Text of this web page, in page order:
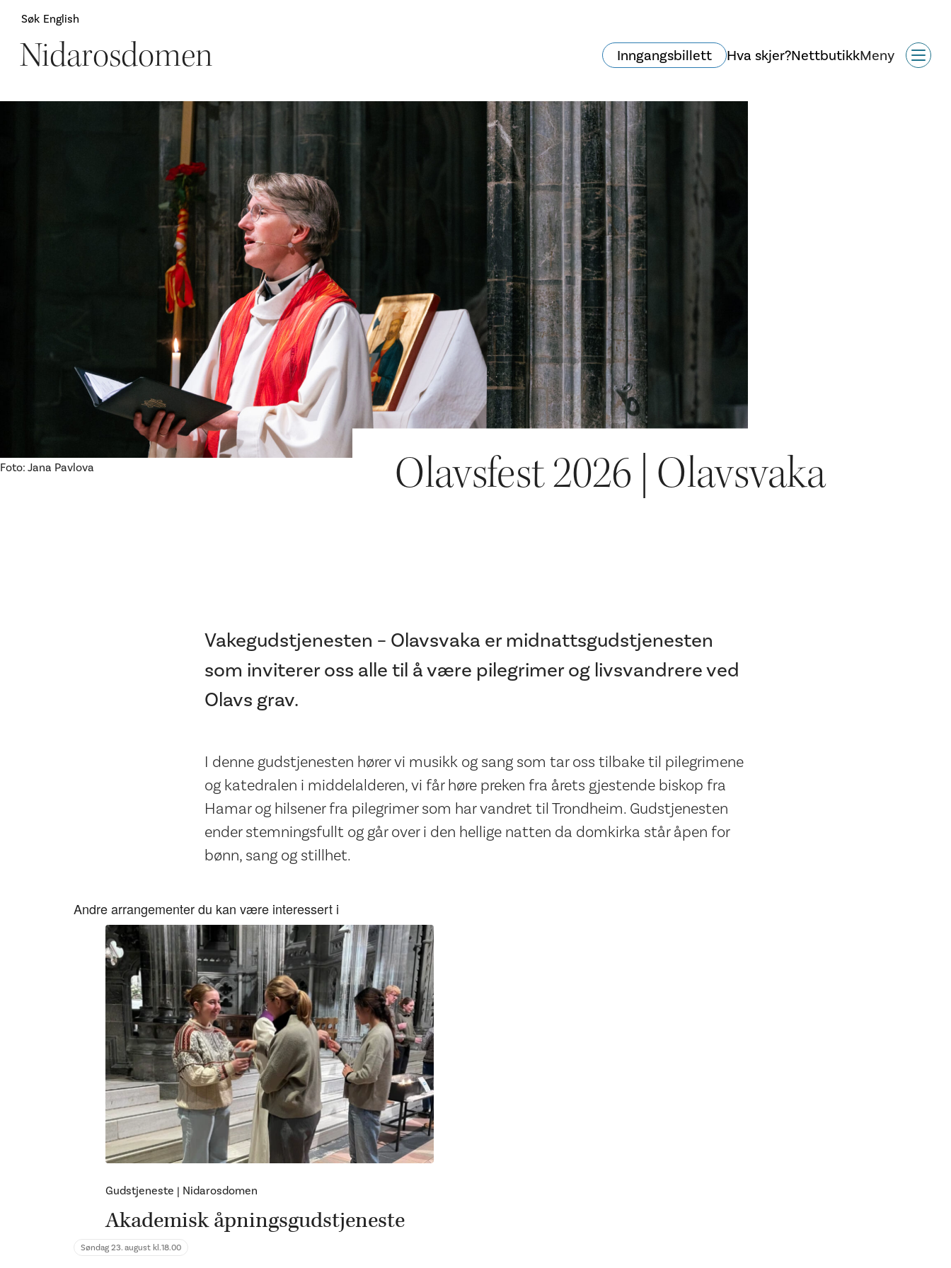
Søk English
Nidarosdomen Inngangsbillett Hva skjer?NettbutikkMeny
Foto: Jana Pavlova Olavsfest 2026 | Olavsvaka
Vakegudstjenesten – Olavsvaka er midnattsgudstjenesten
som inviterer oss alle til å være pilegrimer og livsvandrere ved
Olavs grav.
I denne gudstjenesten hører vi musikk og sang som tar oss tilbake til pilegrimene
og katedralen i middelalderen, vi får høre preken fra årets gjestende biskop fra
Hamar og hilsener fra pilegrimer som har vandret til Trondheim. Gudstjenesten
ender stemningsfullt og går over i den hellige natten da domkirka står åpen for
bønn, sang og stillhet.
Andre arrangementer du kan være interessert i
Gudstjeneste | Nidarosdomen
Akademisk åpningsgudstjeneste
Søndag 23. august kl.18.00